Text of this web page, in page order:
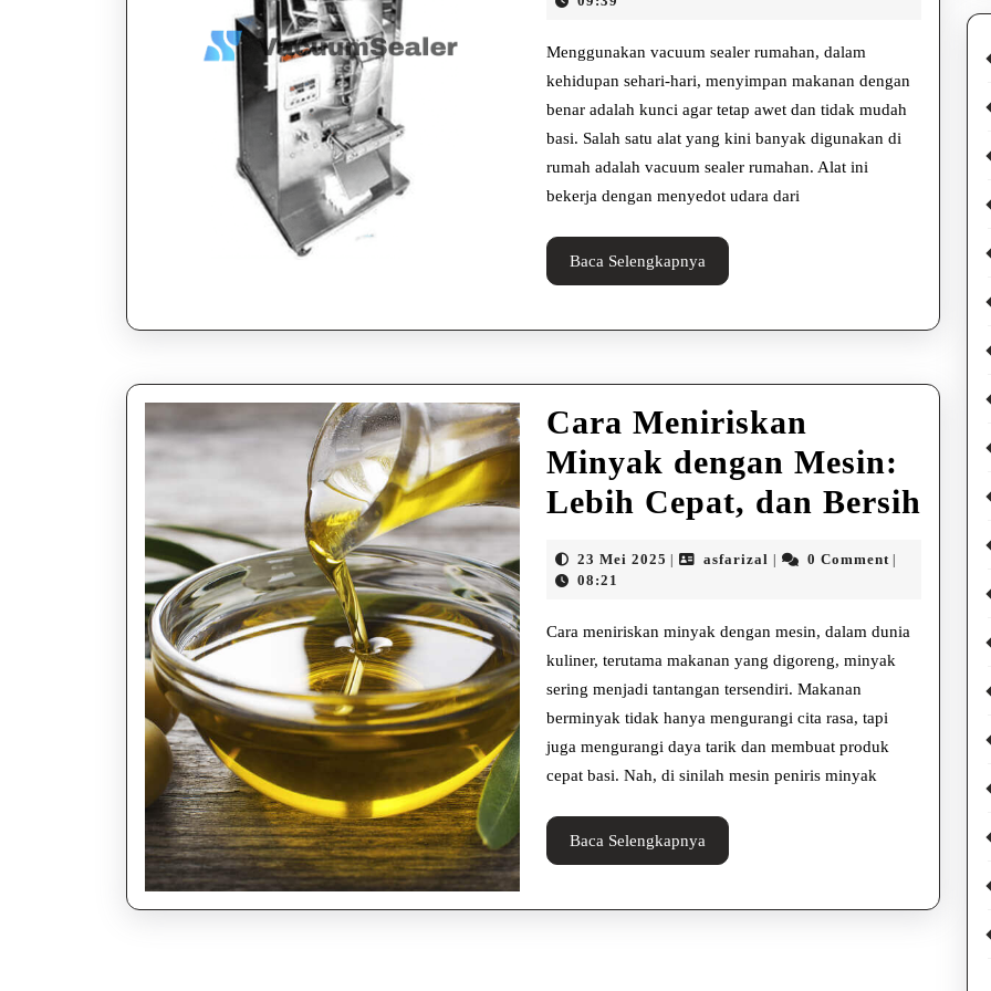
Sealer
Rumahan
untuk
Camilan
Menggunakan vacuum sealer rumahan, dalam
kehidupan sehari-hari, menyimpan makanan dengan
benar adalah kunci agar tetap awet dan tidak mudah
basi. Salah satu alat yang kini banyak digunakan di
rumah adalah vacuum sealer rumahan. Alat ini
bekerja dengan menyedot udara dari
Baca Selengkapnya
Selengkapnya
Cara Meniriskan
Minyak dengan Mesin:
Lebih Cepat, dan Bersih
23 Mei 2025 23
asfarizal asfarizal0 Comment
08:21
Cara meniriskan minyak dengan mesin, dalam dunia
kuliner, terutama makanan yang digoreng, minyak
sering menjadi tantangan tersendiri. Makanan
berminyak tidak hanya mengurangi cita rasa, tapi
juga mengurangi daya tarik dan membuat produk
cepat basi. Nah, di sinilah mesin peniris minyak
Baca Selengkapnya
Selengkapnya